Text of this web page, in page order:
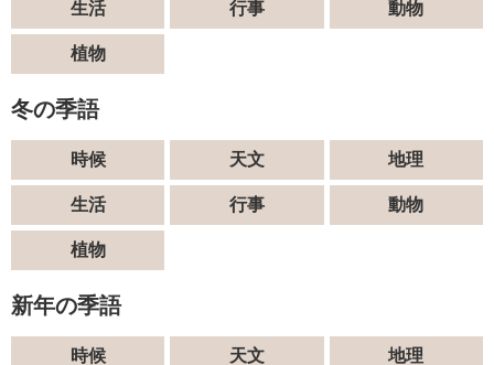
生活 行事 動物
植物
冬の季語
時候 天文 地理
生活 行事 動物
植物
新年の季語
時候 天文 地理